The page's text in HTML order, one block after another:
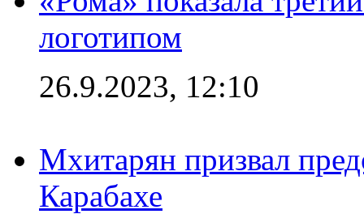
логотипом
26.9.2023, 12:10
Мхитарян призвал
Карабахе